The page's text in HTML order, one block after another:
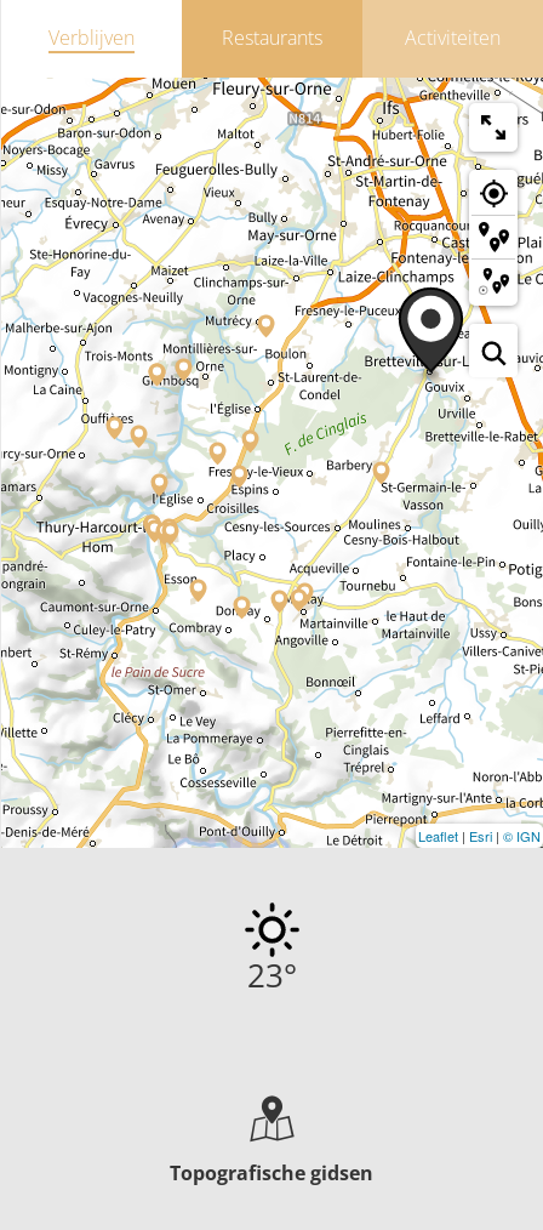
Verblijven Restaurants Activiteiten
Leaflet | Esri | © IGN
23°
Topografische gidsen